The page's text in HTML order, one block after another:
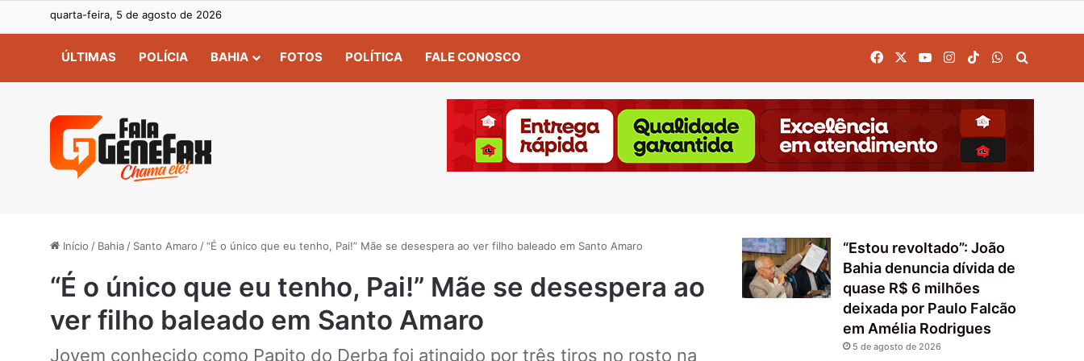
quarta-feira, 5 de agosto de 2026
ÚLTIMAS POLÍCIA BAHIA FOTOS POLÍTICA FALE CONOSCO FacebookYouTubeInstagram
TikTokWhatsApp
Início / Bahia / Santo Amaro /“É o único que eu tenho, Pai!” Mãe se desespera ao ver filho baleado em Santo Amaro
“É o único que eu tenho, Pai!” Mãe se desespera ao
ver filho baleado em Santo Amaro
Jovem conhecido como Papito do Derba foi atingido por três tiros no rosto na
“Estou revoltado”: João
Bahia denuncia dívida de
quase R$ 6 milhões
deixada por Paulo Falcão
em Amélia Rodrigues
5 de agosto de 2026